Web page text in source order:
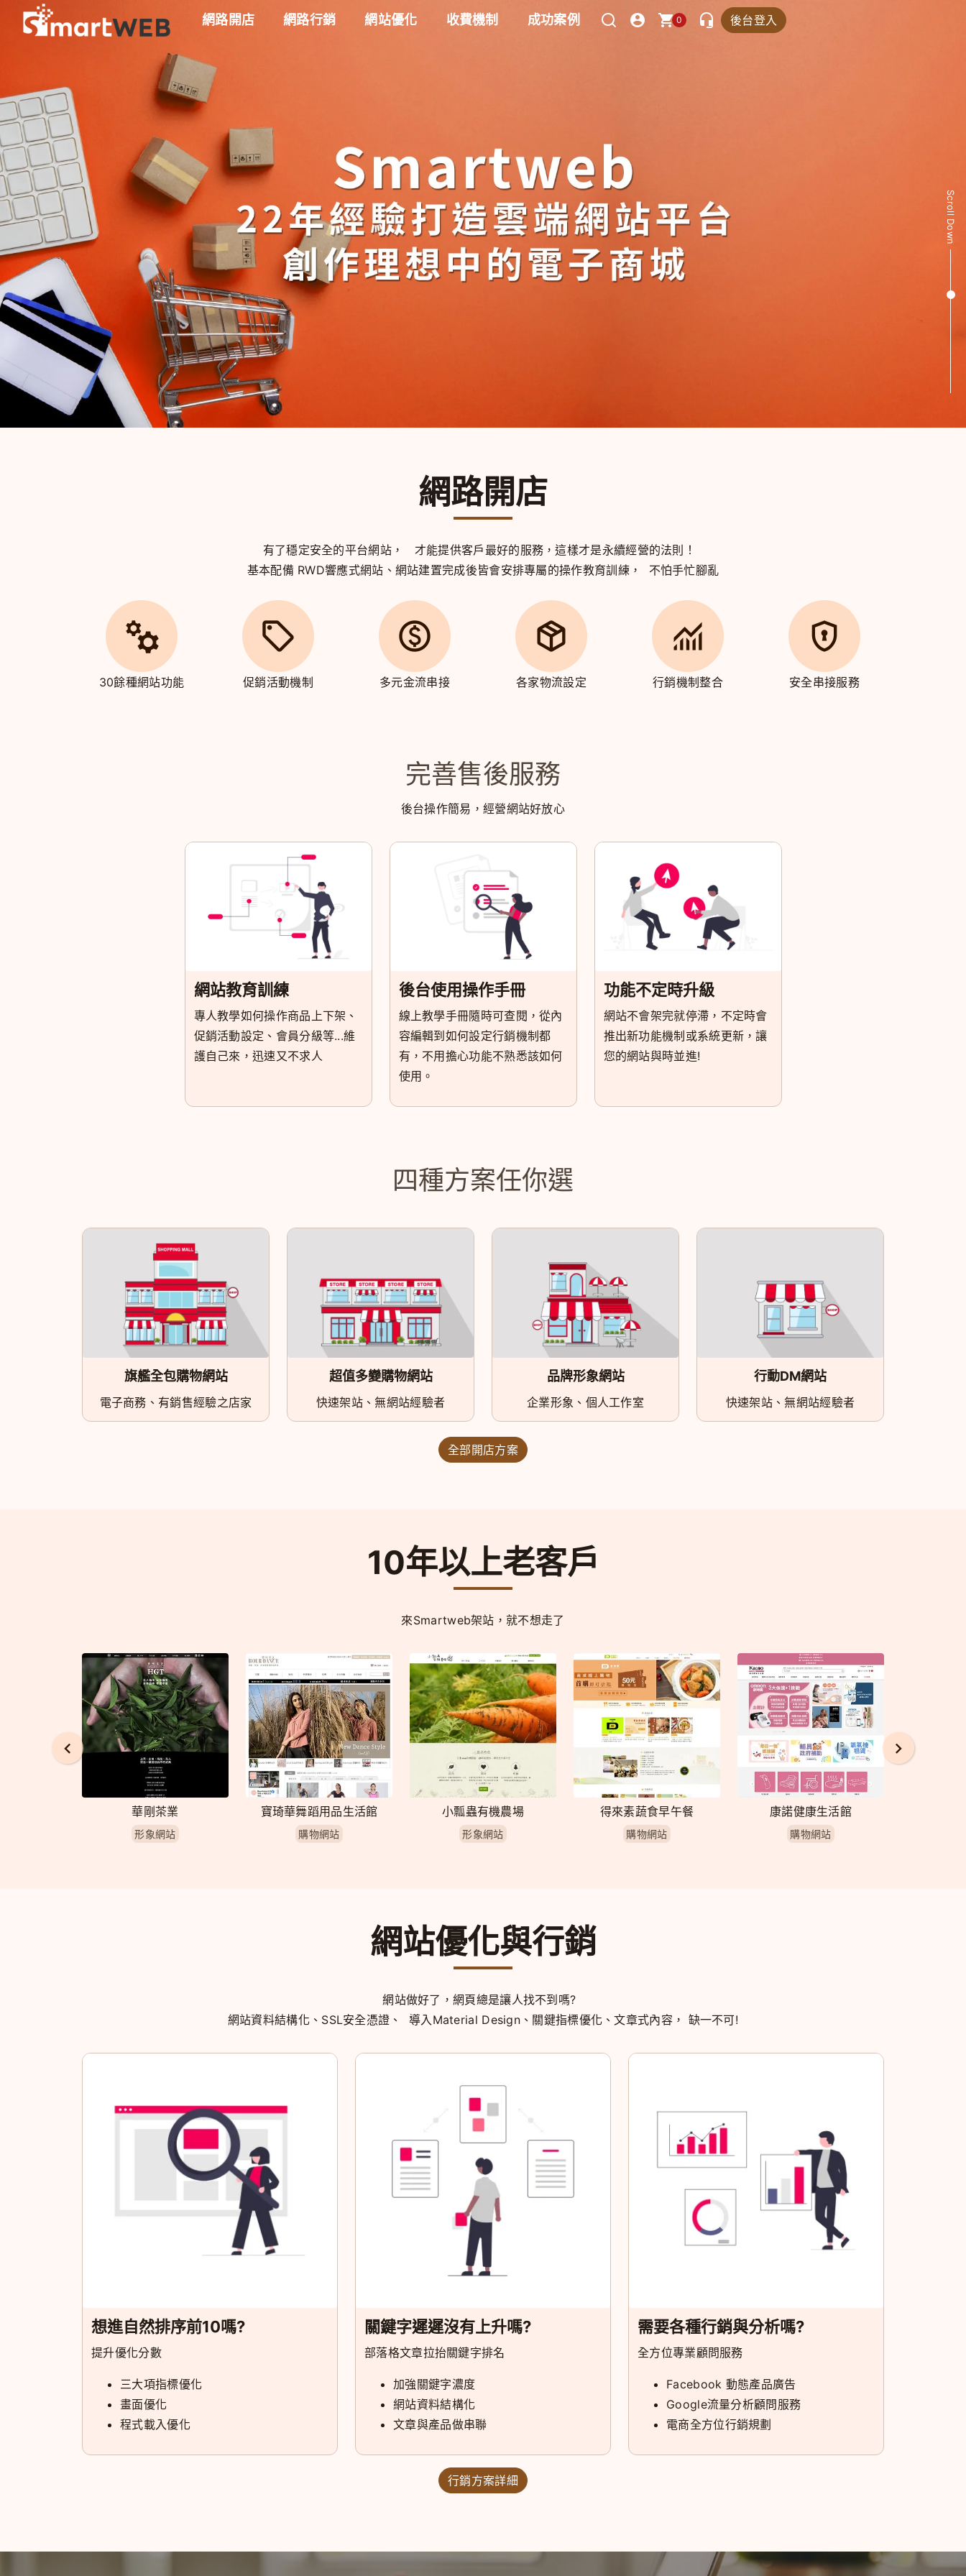
網路開店 網路行銷 網站優化 收費機制 成功案例 0 後台登入
Scroll Down
網路開店
有了穩定安全的平台網站， 才能提供客戶最好的服務，這樣才是永續經營的法則！
基本配備 RWD響應式網站、網站建置完成後皆會安排專屬的操作教育訓練， 不怕手忙腳亂
30餘種網站功能 促銷活動機制 多元金流串接 各家物流設定 行銷機制整合 安全串接服務
完善售後服務
後台操作簡易，經營網站好放心
網站教育訓練
專人教學如何操作商品上下架、
促銷活動設定、會員分級等...維
護自己來，迅速又不求人
後台使用操作手冊
線上教學手冊隨時可查閱，從內
容編輯到如何設定行銷機制都
有，不用擔心功能不熟悉該如何
使用。
功能不定時升級
網站不會架完就停滯，不定時會
推出新功能機制或系統更新，讓
您的網站與時並進!
四種方案任你選
旗艦全包購物網站
電子商務、有銷售經驗之店家
超值多變購物網站
快速架站、無網站經驗者
品牌形象網站
企業形象、個人工作室
行動DM網站
快速架站、無網站經驗者
全部開店方案
10年以上老客戶
來Smartweb架站，就不想走了
華剛茶業
形象網站
寶琦華舞蹈用品生活館
購物網站
小瓢蟲有機農場
形象網站
得來素蔬食早午餐
購物網站
康諾健康生活館
購物網站
網站優化與行銷
網站做好了，網頁總是讓人找不到嗎?
網站資料結構化、SSL安全憑證、 導入Material Design、關鍵指標優化、文章式內容， 缺一不可!
想進自然排序前10嗎?
提升優化分數
三大項指標優化
畫面優化
程式載入優化
關鍵字遲遲沒有上升嗎?
部落格文章拉抬關鍵字排名
加強關鍵字濃度
網站資料結構化
文章與產品做串聯
需要各種行銷與分析嗎?
全方位專業顧問服務
Facebook 動態產品廣告
Google流量分析顧問服務
電商全方位行銷規劃
行銷方案詳細